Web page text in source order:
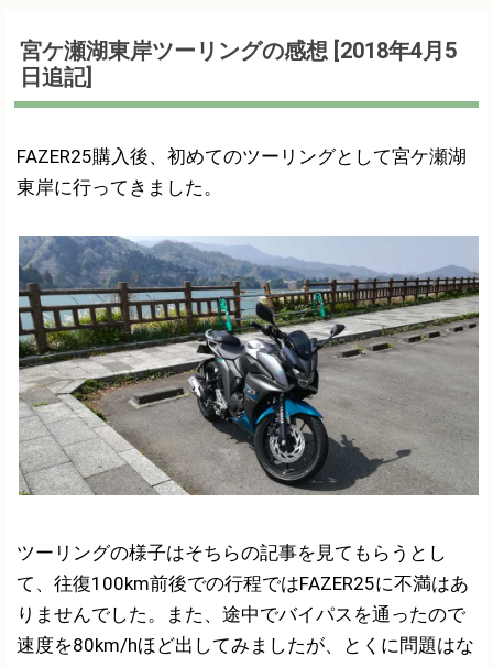
宮ケ瀬湖東岸ツーリングの感想 [2018年4月5
日追記]
FAZER25購入後、初めてのツーリングとして宮ケ瀬湖
東岸に行ってきました。
ツーリングの様子はそちらの記事を見てもらうとし
て、往復100km前後での行程ではFAZER25に不満はあ
りませんでした。また、途中でバイパスを通ったので
速度を80km/hほど出してみましたが、とくに問題はな